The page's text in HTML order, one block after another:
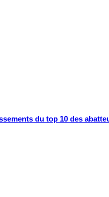
du top 10 des